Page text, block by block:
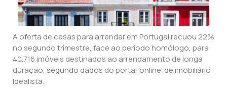
A oferta de casas para arrendar em Portugal recuou 22%
no segundo trimestre, face ao período homólogo, para
40.716 imóveis destinados ao arrendamento de longa
duração, segundo dados do portal 'online' de imobiliário
Idealista.